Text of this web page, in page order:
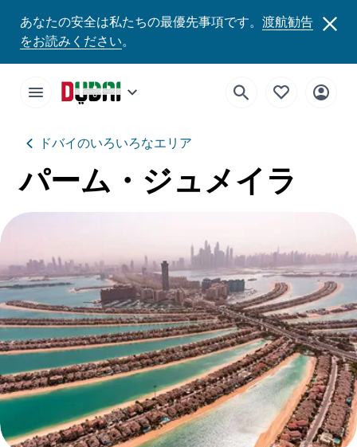
あなたの安全は私たちの最優先事項です。 渡航勧告
をお読みください。
ドバイのいろいろなエリア
パーム・ジュメイラ